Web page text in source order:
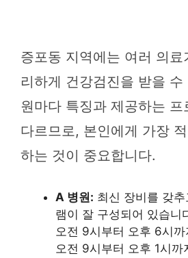
증포동 지역에는 여러 의료
리하게 건강검진을 받을
원마다 특징과 제공하는 프
다르므로, 본인에게 가장
하는 것이 중요합니다.
A 병원: 최신 장비를 갖
램이 잘 구성되어 있습니
오전 9시부터 오후 6시
오전 9시부터 오후 1시까